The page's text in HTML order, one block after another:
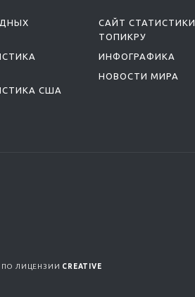
США
САЙТ СТАТИСТИКИ
ТОПИКРУ
ИНФОГРАФИКА
НОВОСТИ МИРА
ПО ЛИЦЕНЗИИ CREATIVE